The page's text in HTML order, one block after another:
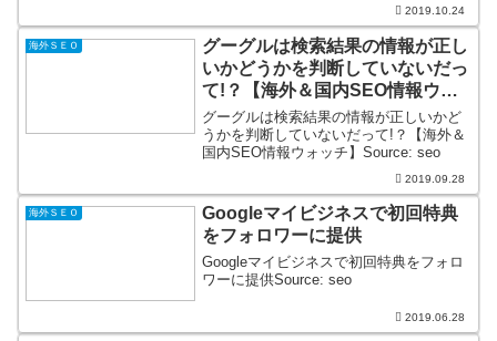
2019.10.24
海外ＳＥＯ
グーグルは検索結果の情報が正し
いかどうかを判断していないだっ
て!？【海外＆国内SEO情報ウォ
ッチ】
グーグルは検索結果の情報が正しいかど
うかを判断していないだって!？【海外＆
国内SEO情報ウォッチ】Source: seo
2019.09.28
海外ＳＥＯ
Googleマイビジネスで初回特典
をフォロワーに提供
Googleマイビジネスで初回特典をフォロ
ワーに提供Source: seo
2019.06.28